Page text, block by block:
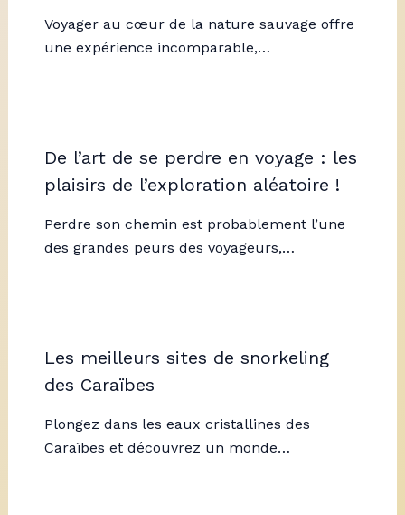
Voyager au cœur de la nature sauvage offre
une expérience incomparable,…
De l’art de se perdre en voyage : les
plaisirs de l’exploration aléatoire !
Perdre son chemin est probablement l’une
des grandes peurs des voyageurs,…
Les meilleurs sites de snorkeling
des Caraïbes
Plongez dans les eaux cristallines des
Caraïbes et découvrez un monde…